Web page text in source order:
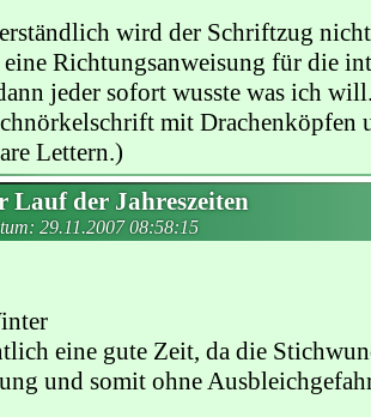
wird der Schriftzug
eine Richtungsanweisung für die
jeder sofort wusste was ich
mit Drachenköpfen
Lettern.)
Lauf der Jahreszeiten
29.11.2007 08:58:15
eine gute Zeit, da die
und somit ohne